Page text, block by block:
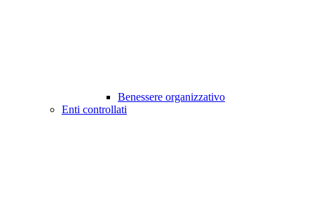
Benessere organizzativo
Enti controllati